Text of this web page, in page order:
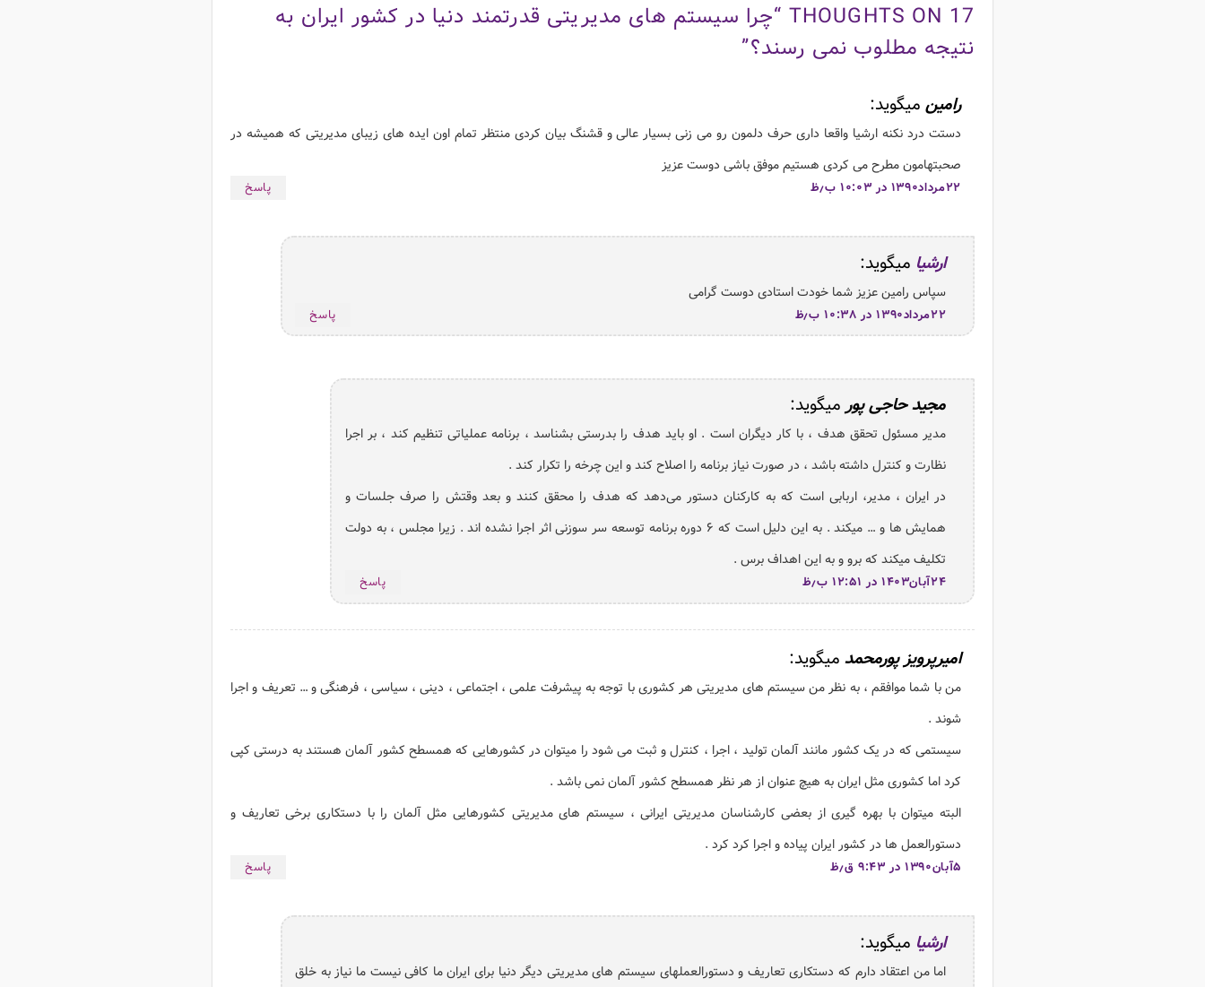
17 THOUGHTS ON “
چرا سیستم های مدیریتی قدرتمند دنیا در کشور ایران به
نتیجه مطلوب نمی رسند؟”
رامین میگوید:
دستت درد نکنه ارشیا واقعا داری حرف دلمون رو می زنی بسیار عالی و قشنگ بیان کردی منتظر تمام اون ایده های زیبای مدیریتی که همیشه در
صحبتهامون مطرح می کردی هستیم موفق باشی دوست عزیز
۲۲مرداد۱۳۹۰ در ۱۰:۰۳ ب٫ظ پاسخ
ارشیا میگوید:
سپاس رامین عزیز شما خودت استادی دوست گرامی
۲۲مرداد۱۳۹۰ در ۱۰:۳۸ ب٫ظ پاسخ
مجید حاجی پور میگوید:
مدیر مسئول تحقق هدف ، با کار دیگران است . او باید هدف را بدرستی بشناسد ، برنامه عملیاتی تنظیم کند ، بر اجرا
نظارت و کنترل داشته باشد ، در صورت نیاز برنامه را اصلاح کند و این چرخه را تکرار کند .
در ایران ، مدیر، اربابی است که به کارکنان دستور می‌دهد که هدف را محقق کنند و بعد وقتش را صرف جلسات و
همایش ها و … میکند . به این دلیل است که ۶ دوره برنامه توسعه سر سوزنی اثر اجرا نشده اند . زیرا مجلس ، به دولت
تکلیف میکند که برو و به این اهداف برس .
۲۴آبان۱۴۰۳ در ۱۲:۵۱ ب٫ظ پاسخ
امیرپرویز پورمحمد میگوید:
من با شما موافقم ، به نظر من سیستم های مدیریتی هر کشوری با توجه به پیشرفت علمی ، اجتماعی ، دینی ، سیاسی ، فرهنگی و … تعریف و اجرا
شوند .
سیستمی که در یک کشور مانند آلمان تولید ، اجرا ، کنترل و ثبت می شود را میتوان در کشورهایی که همسطح کشور آلمان هستند به درستی کپی
کرد اما کشوری مثل ایران به هیچ عنوان از هر نظر همسطح کشور آلمان نمی باشد .
البته میتوان با بهره گیری از بعضی کارشناسان مدیریتی ایرانی ، سیستم های مدیریتی کشورهایی مثل آلمان را با دستکاری برخی تعاریف و
دستورالعمل ها در کشور ایران پیاده و اجرا کرد کرد .
۵آبان۱۳۹۰ در ۹:۴۳ ق٫ظ پاسخ
ارشیا میگوید:
اما من اعتقاد دارم که دستکاری تعاریف و دستورالعملهای سیستم های مدیریتی دیگر دنیا برای ایران ما کافی نیست ما نیاز به خلق